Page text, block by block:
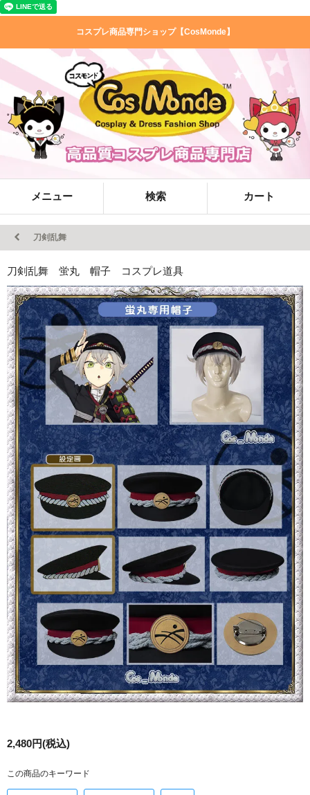
コスプレ商品専門ショップ【CosMonde】
メニュー 検索 カート
刀剣乱舞
刀剣乱舞 蛍丸 帽子 コスプレ道具
2,480円(税込)
この商品のキーワード